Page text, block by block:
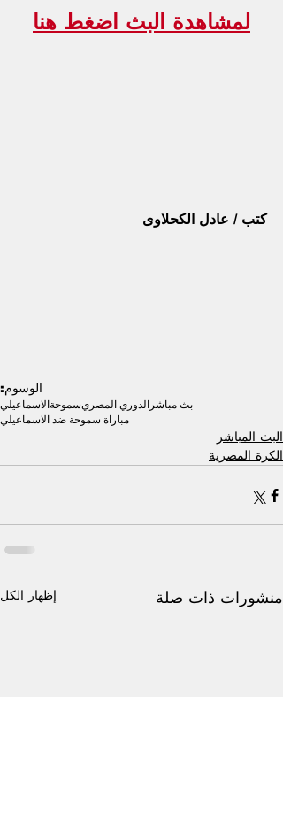
لمشاهدة البث اضغط هنا
كتب / عادل الكحلاوى
الوسوم:
بث مباشرالدوري المصريسموحةالاسماعيلي
مباراة سموحة ضد الاسماعيلي
البث المباشر
الكرة المصرية
منشورات ذات صلة إظهار الكل